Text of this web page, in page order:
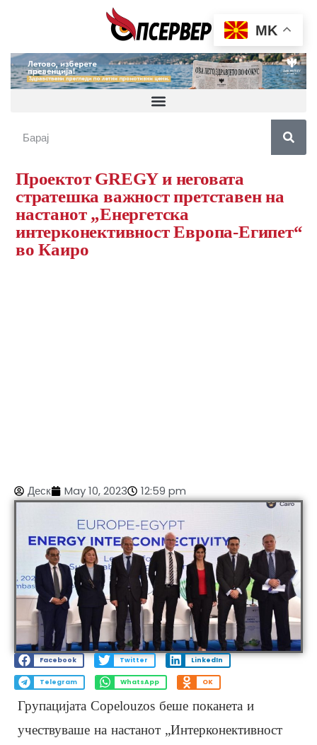
Проектот GREGY и неговата
стратешка важност претставен на
настанот „Енергетска
интерконективност Европа-Египет“
во Каиро
Деск May 10, 2023 12:59 pm
Facebook Twitter LinkedIn
Telegram WhatsApp OK
Групацијата Copelouzos беше поканета и
учествуваше на настанот „Интерконективност
MK